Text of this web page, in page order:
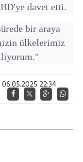
davet etti.
bir araya
ülkelerimiz
22:34